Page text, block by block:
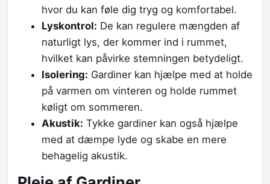
hvor du kan føle dig tryg og komfortabel.
Lyskontrol: De kan regulere mængden af
naturligt lys, der kommer ind i rummet,
hvilket kan påvirke stemningen betydeligt.
Isolering: Gardiner kan hjælpe med at holde
på varmen om vinteren og holde rummet
køligt om sommeren.
Akustik: Tykke gardiner kan også hjælpe
med at dæmpe lyde og skabe en mere
behagelig akustik.